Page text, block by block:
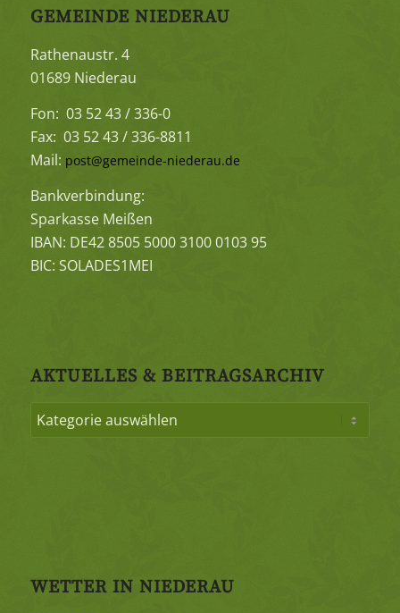
GEMEINDE NIEDERAU
Rathenaustr. 4
01689 Niederau
Fon: 03 52 43 / 336-0
Fax: 03 52 43 / 336-8811
Mail: post@gemeinde-niederau.de
Bankverbindung:
Sparkasse Meißen
IBAN: DE42 8505 5000 3100 0103 95
BIC: SOLADES1MEI
AKTUELLES & BEITRAGSARCHIV
WETTER IN NIEDERAU